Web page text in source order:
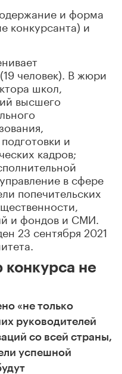
и форма
конкурсанта) и
человек). В жюри
школ,
высшего
и
кадров;
в сфере
попечительских
и фондов и СМИ.
23 сентября 2021
не
«не только
руководителей
со всей страны,
успешной